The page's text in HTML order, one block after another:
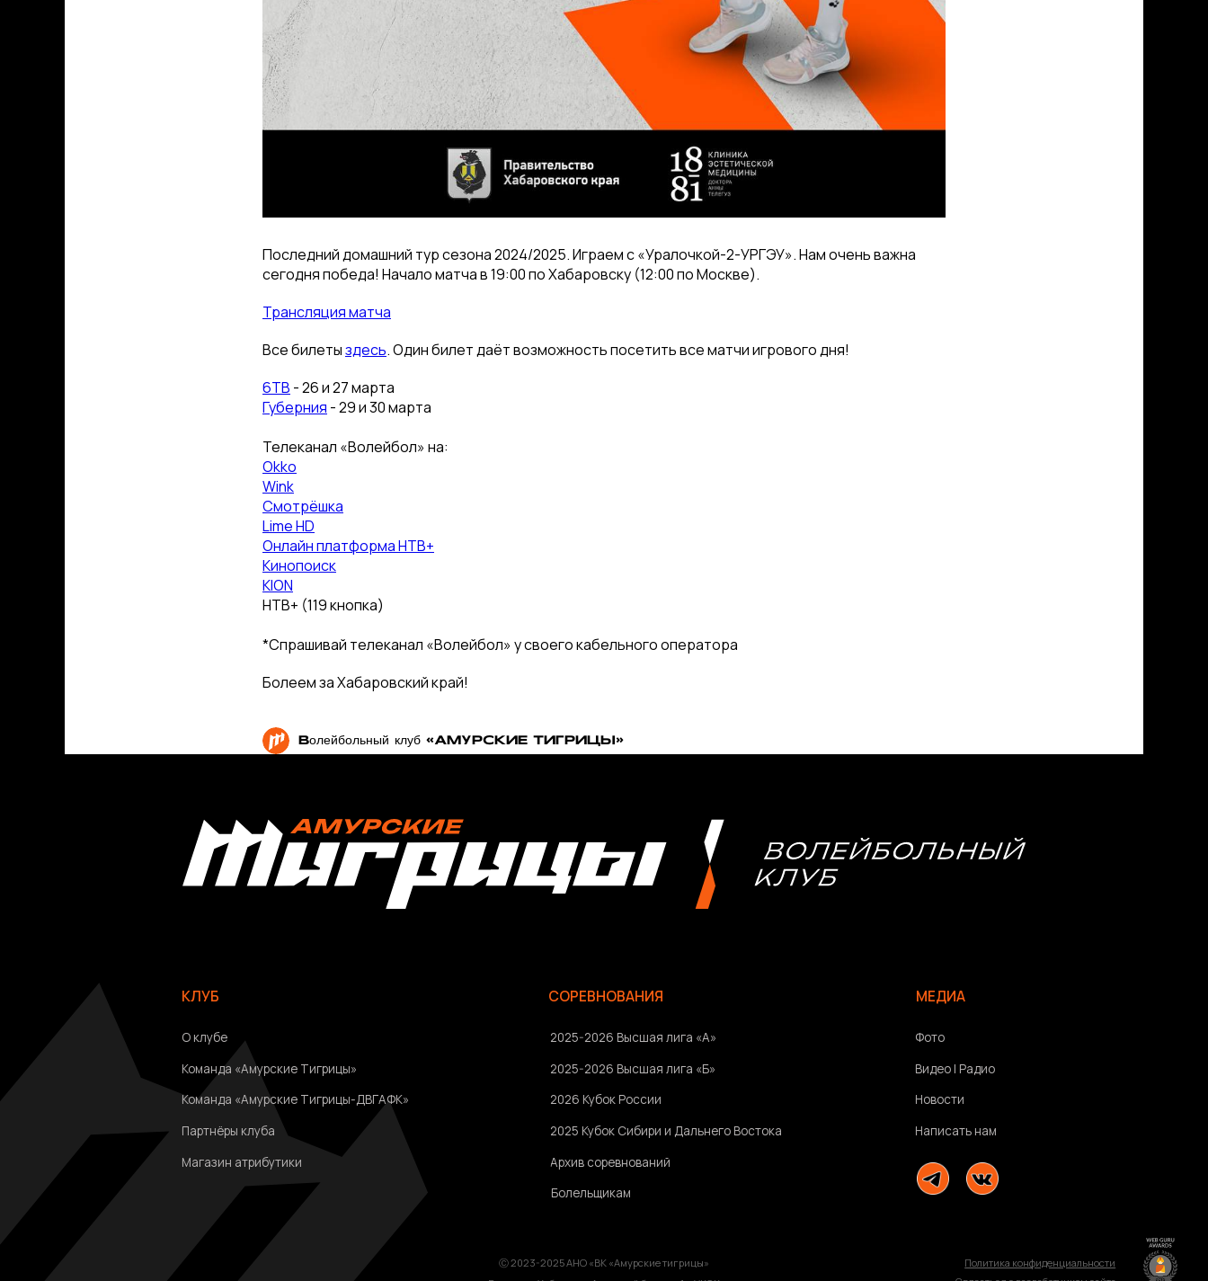
Последний домашний тур сезона 2024/2025. Играем с «Уралочкой-2-УРГЭУ». Нам очень важна
сегодня победа! Начало матча в 19:00 по Хабаровску (12:00 по Москве).
Трансляция матча
Все билетыздесь. Один билет даёт возможность посетить все матчи игрового дня!
6ТВ - 26 и 27 марта
Губерния - 29 и 30 марта
Телеканал «Волейбол» на:
Okko
Wink
Смотрёшка
Lime HD
Онлайн платформа НТВ+
Кинопоиск
KION
НТВ+ (119 кнопка)
*Спрашивай телеканал «Волейбол» у своего кабельного оператора
Болеем за Хабаровский край!
Волейбольный клуб «АМУРСКИЕ ТИГРИЦЫ»
О клубе
Команда «Амурские Тигрицы»
2025-2026 Высшая лига «А»
2025-2026 Высшая лига «Б»
Фото
Видео | Радио
Связаться с разработчиком сайта
Россия, г. Хабаровск, Амурский бульвар 1а, УКСК